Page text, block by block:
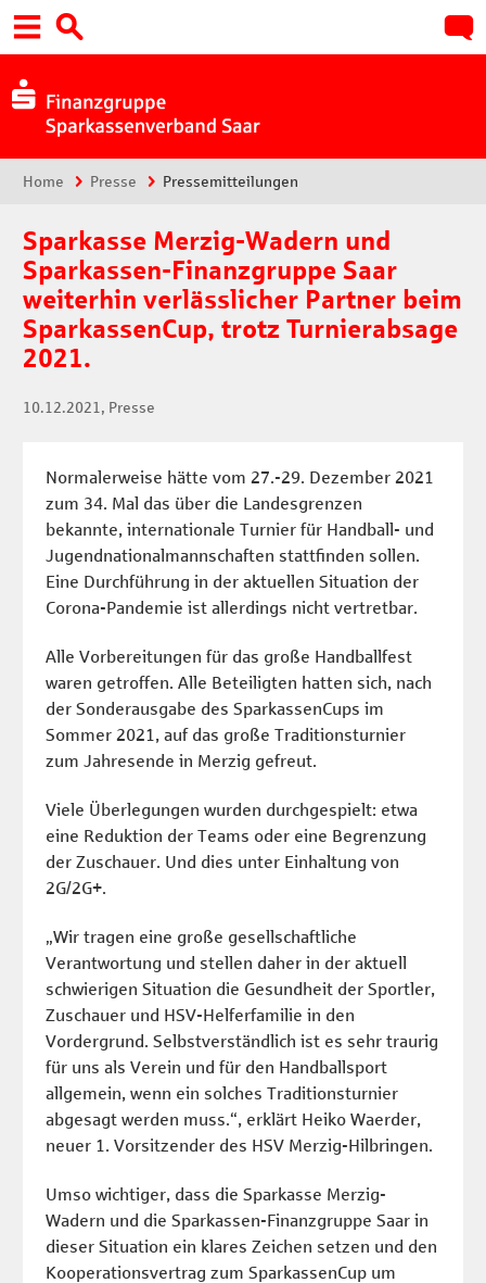
Hauptnavigation
Sie sind hier:
Home Presse Pressemitteilungen
Sparkasse Merzig-Wadern und
Sparkassen-Finanzgruppe Saar
weiterhin verlässlicher Partner beim
SparkassenCup, trotz Turnierabsage
2021.
10.12.2021, Presse
Normalerweise hätte vom 27.-29. Dezember 2021
zum 34. Mal das über die Landesgrenzen
bekannte, internationale Turnier für Handball- und
Jugendnationalmannschaften stattfinden sollen.
Eine Durchführung in der aktuellen Situation der
Corona-Pandemie ist allerdings nicht vertretbar.
Alle Vorbereitungen für das große Handballfest
waren getroffen. Alle Beteiligten hatten sich, nach
der Sonderausgabe des SparkassenCups im
Sommer 2021, auf das große Traditionsturnier
zum Jahresende in Merzig gefreut.
Viele Überlegungen wurden durchgespielt: etwa
eine Reduktion der Teams oder eine Begrenzung
der Zuschauer. Und dies unter Einhaltung von
2G/2G+.
„Wir tragen eine große gesellschaftliche
Verantwortung und stellen daher in der aktuell
schwierigen Situation die Gesundheit der Sportler,
Zuschauer und HSV-Helferfamilie in den
Vordergrund. Selbstverständlich ist es sehr traurig
für uns als Verein und für den Handballsport
allgemein, wenn ein solches Traditionsturnier
abgesagt werden muss.“, erklärt Heiko Waerder,
neuer 1. Vorsitzender des HSV Merzig-Hilbringen.
Umso wichtiger, dass die Sparkasse Merzig-
Wadern und die Sparkassen-Finanzgruppe Saar in
dieser Situation ein klares Zeichen setzen und den
Kooperationsvertrag zum SparkassenCup um